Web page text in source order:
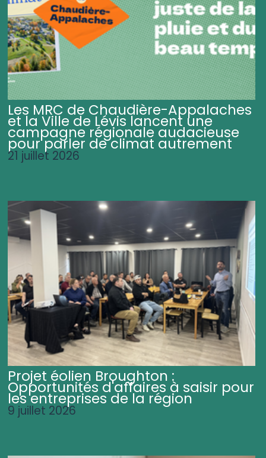
Les MRC de Chaudière-Appalaches
et la Ville de Lévis lancent une
campagne régionale audacieuse
pour parler de climat autrement
21 juillet 2026
Projet éolien Broughton :
Opportunités d'affaires à saisir pour
les entreprises de la région
9 juillet 2026